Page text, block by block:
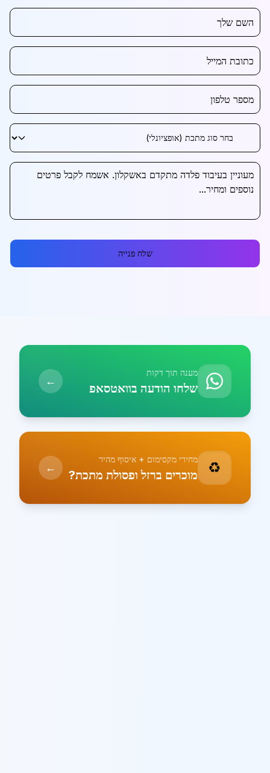
שלח פנייה
מענה תוך דקות
שלחו הודעה בוואטסאפ ←
♻️ מחירי מקסימום + איסוף מהיר
מוכרים ברזל ופסולת מתכת? ←